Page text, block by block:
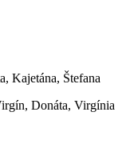
Kajetána, Štefana
Donáta, Virgínia